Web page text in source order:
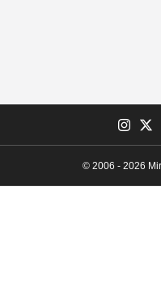
© 2006 - 2026